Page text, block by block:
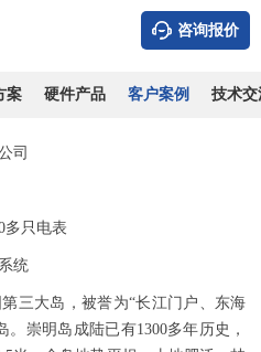
咨询报价
案 硬件产品 客户案例 技术交
-用电监测管理系统案例
览：9685 作者：admin
司
多只电表
统
三大岛，被誉为“长江门户、东海
崇明岛成陆已有1300多年历史，